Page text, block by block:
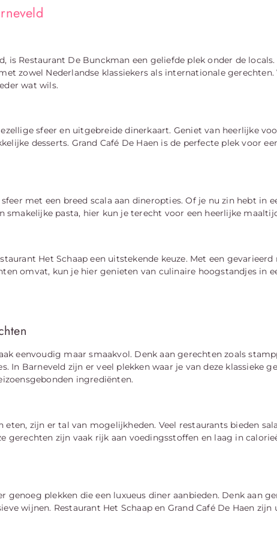
is Restaurant De Bunckman een geliefde plek onder de locals.
zowel Nederlandse klassiekers als internationale gerechten.
wat wils.
sfeer en uitgebreide dinerkaart. Geniet van heerlijke
desserts. Grand Café De Haen is de perfecte plek voor
met een breed scala aan dineropties. Of je nu zin hebt in
smakelijke pasta, hier kun je terecht voor een heerlijke
Het Schaap een uitstekende keuze. Met een gevarieerd
omvat, kun je hier genieten van culinaire hoogstandjes in
eenvoudig maar smaakvol. Denk aan gerechten zoals
In Barneveld zijn er veel plekken waar je van deze klassieke
ingrediënten.
zijn er tal van mogelijkheden. Veel restaurants bieden
gerechten zijn vaak rijk aan voedingsstoffen en laag in
genoeg plekken die een luxueus diner aanbieden. Denk aan
wijnen. Restaurant Het Schaap en Grand Café De Haen zijn